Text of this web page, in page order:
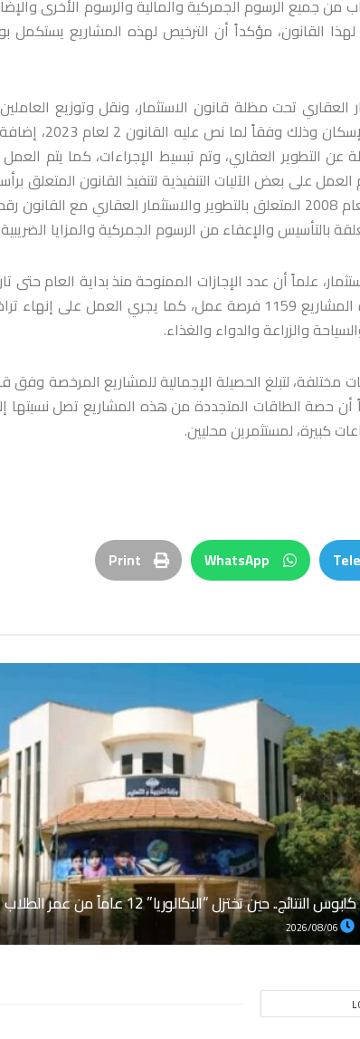
من جميع الرسوم الجمركية والمالية والرسوم الأخرى
لهذا القانون، مؤكداً أن الترخيص لهذه المشاريع يستكمل
تحت مظلة قانون الاستثمار، ونقل وتوزيع
هيئة التطوير العقاري سابقاً إلى هيئة الاستثمار ووزارة الأشغال العامة
عن التطوير العقاري، وتم تبسيط الإجراءات، كما يتم
على بعض الآليات التنفيذية لتنفيذ القانون المتعلق
دياب إلى أن خطة العام الحالي تتضمن منح 50 إجازة استثمار، علماً أن عدد الإجازات الممنوحة منذ بداية العام
وصل إلى 10 إجازات بتكلفة تقديرية تصل إلى 1270 مليار ليرة، وتؤمن هذه المشاريع 1159 فرصة عمل، كما يجري العمل على
والزراعة والدواء والغذاء.
الماضي تم منح 25 إجازة استثمار بقطاعات مختلفة، لتبلغ الحصيلة الإجمالية للمشاريع المرخصة
كبيرة، لمستثمرين محليين.
WhatsApp
Print
كابوس النتائج.. حين تختزل “البكالوريا” 12 عاماً من عمر الطلاب